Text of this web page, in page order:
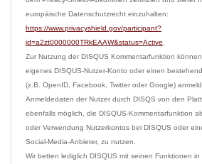
https://www.privacyshield.gov/participant?
id=a2zt0000000TRkEAAW&status=Active
Zur Nutzung der DISQUS Kommentarfunktion
eigenes DISQUS-Nutzer-Konto oder einen
(z.B. OpenID, Facebook, Twitter oder Google)
Anmeldedaten der Nutzer durch DISQS von den
ebenfalls möglich, die DISQUS-Kommentarfunktion
oder Verwendung Nutzerkontos bei DISQUS oder
Social-Media-Anbieter, zu nutzen.
Wir betten lediglich DISQUS mit seinen Funktionen